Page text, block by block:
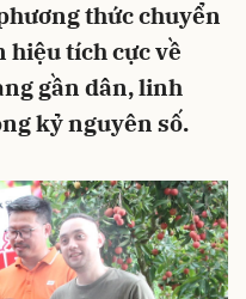
thức chuyển
hiệu tích cực về
gần dân, linh
kỷ nguyên số.